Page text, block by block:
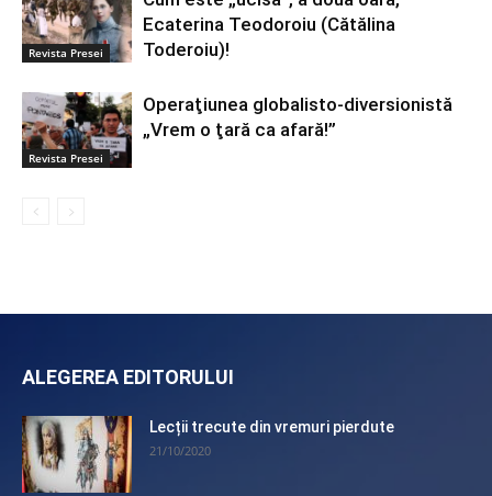
Revista Presei
Ecaterina Teodoroiu (Cătălina
Toderoiu)!
Revista Presei
Operaţiunea globalisto-diversionistă
„Vrem o ţară ca afară!”
ALEGEREA EDITORULUI
Lecții trecute din vremuri pierdute
21/10/2020